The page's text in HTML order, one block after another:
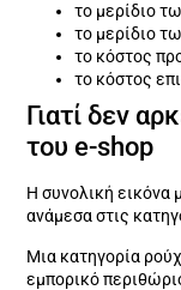
το μερίδιο
το μερίδιο
το κόστος
το κόστος
Γιατί δεν
του e-shop
Η συνολική εικόνα
ανάμεσα στις
Μια κατηγορία
εμπορικό